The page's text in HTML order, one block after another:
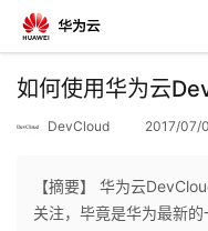
返
如何使用华为云
DevCloud 2017/07/
【摘要】 华为云
关注，毕竟是华为最新